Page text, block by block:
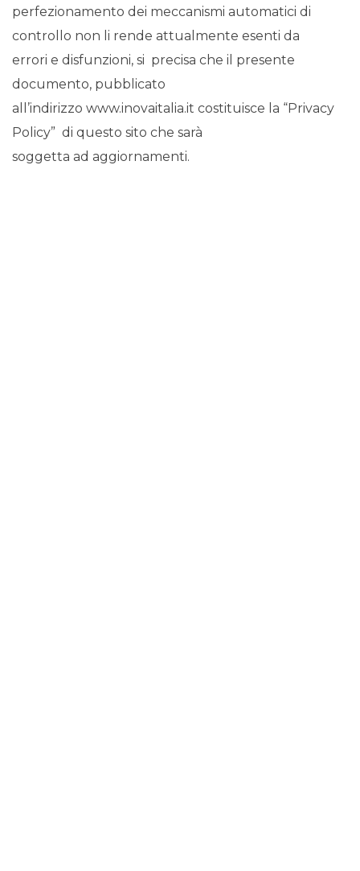
perfezionamento dei meccanismi automatici di
controllo non li rende attualmente esenti da
errori e disfunzioni, si precisa che il presente
documento, pubblicato
all’indirizzo www.inovaitalia.it costituisce la “Privacy
Policy” di questo sito che sarà
soggetta ad aggiornamenti.